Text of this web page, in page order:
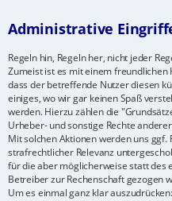
Administrative
Regeln hin, Regeln her, nicht jeder
Zumeist ist es mit einem freundlichen
dass der betreffende Nutzer diesen
einiges, wo wir gar keinen Spaß
werden. Hierzu zählen die
Urheber- und sonstige Rechte
Mit solchen Aktionen werden uns
strafrechtlicher Relevanz
für die aber möglicherweise statt des
Betreiber zur Rechenschaft gezogen
Um es einmal ganz klar auszudrücken: